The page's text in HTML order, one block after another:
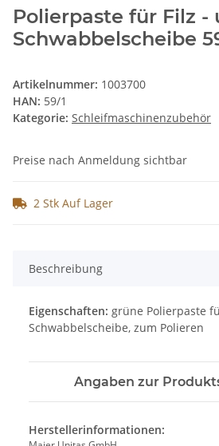
Polierpaste für Filz -
Schwabbelscheibe
Artikelnummer: 1003700
HAN: 59/1
Kategorie: Schleifmaschinenzubehör
Preise nach Anmeldung sichtbar
2 Stk Auf Lager
Beschreibung
Eigenschaften: grüne Polierpaste
Schwabbelscheibe, zum Polieren
Angaben zur
Herstellerinformationen: